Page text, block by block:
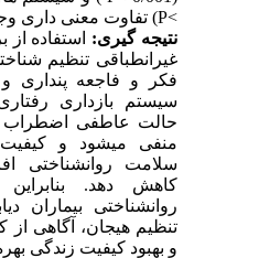
P) تفاوت معنی­ داری
نتیجه­ گیری:استفاده از
غیرانطباقی تنظیم
فکر و فاجعه­ پنداری و
سیستم­ بازداری
حالت عاطفی اضطراب
منفی می­شود و کیفیت
سلامت روانشناختی
کاهش دهد. بنابراین
روانشناختی بیماران
تنظیم هیجان، آگاهی از
و بهبود کیفیت زندگی بهره